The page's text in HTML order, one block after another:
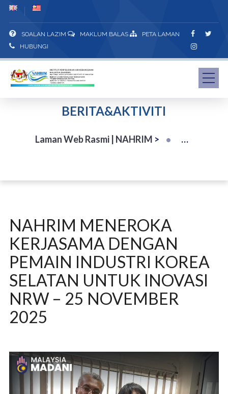
SOALAN LAZIM MAKLUM BALAS
PETA LAMAN
HUBUNGI
BERITA&AKTIVITI
Laman Web Rasmi | NAHRIM >
NAHRIM MENEROKA
KERJASAMA DENGAN
PEMAIN INDUSTRI KOREA
SELATAN UNTUK INOVASI
NRW – 25 NOVEMBER
2025